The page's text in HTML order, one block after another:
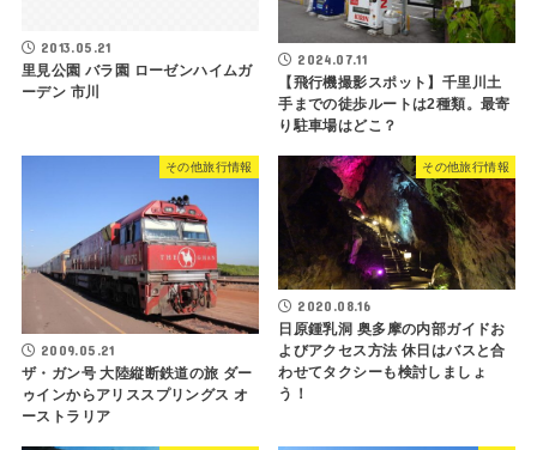
2013.05.21
里見公園 バラ園 ローゼンハイムガ
ーデン 市川
2024.07.11
【飛行機撮影スポット】千里川土
手までの徒歩ルートは2種類。最寄
り駐車場はどこ？
その他旅行情報
2009.05.21
ザ・ガン号 大陸縦断鉄道の旅 ダー
ゥインからアリススプリングス オ
ーストラリア
その他旅行情報
2020.08.16
日原鍾乳洞 奥多摩の内部ガイドお
よびアクセス方法 休日はバスと合
わせてタクシーも検討しましょ
う！